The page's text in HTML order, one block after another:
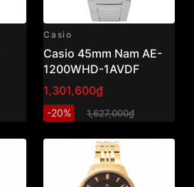
Casio
Casio 45mm Nam AE-
1200WHD-1AVDF
1,301,600₫
-20% 1,627,000₫